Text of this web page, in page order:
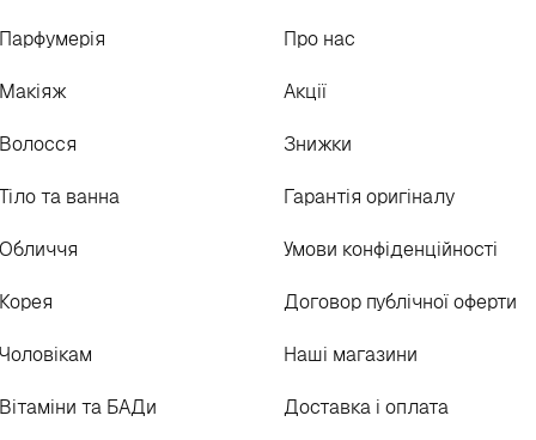
Парфумерія
Макіяж
Волосся
Тіло та ванна
Обличчя
Корея
Чоловікам
Вітаміни та БАДи
Про нас
Акції
Знижки
Гарантія оригіналу
Умови конфіденційності
Договор публічної оферти
Наші магазини
Доставка і оплата